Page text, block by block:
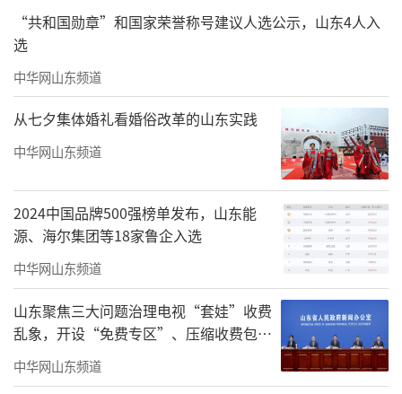
气质，反复推敲打磨；对于故事中的少年们，
我搜集大量东北旧时服饰老照片，研究当年的
衣着特点、生活习俗，甚至找回我们东北人儿
时熟悉的棉乌拉等老物件细节，一点点还原时
代样貌。
“共和国勋章”和国家荣誉称号建议人选公示，山东4人入
选
中华网山东频道
从七夕集体婚礼看婚俗改革的山东实践
中华网山东频道
2024中国品牌500强榜单发布，山东能
源、海尔集团等18家鲁企入选
中华网山东频道
山东聚焦三大问题治理电视“套娃”收费
乱象，开设“免费专区”、压缩收费包比
例70%以上
中华网山东频道